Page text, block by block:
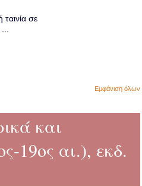
σε
...
Εμφάνιση όλων
και
19ος αι.), εκδ.